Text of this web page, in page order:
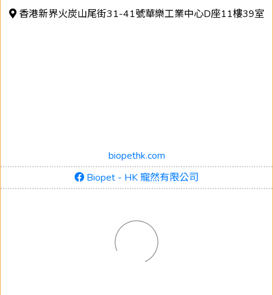
香港新界火炭山尾街31-41號華樂工業中心D座11樓39室
biopethk.com
Biopet - HK 寵然有限公司